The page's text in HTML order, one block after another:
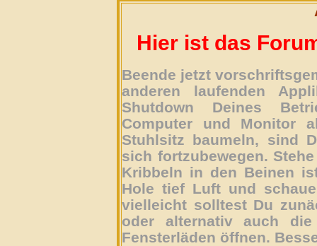
Hier ist das
Beende jetzt
anderen laufenden
Shutdown Deines
Computer und Monitor
Stuhlsitz baumeln, sind
sich fortzubewegen.
Kribbeln in den Beinen
Hole tief Luft und
vielleicht solltest Du
oder alternativ auch
Fensterläden öffnen.